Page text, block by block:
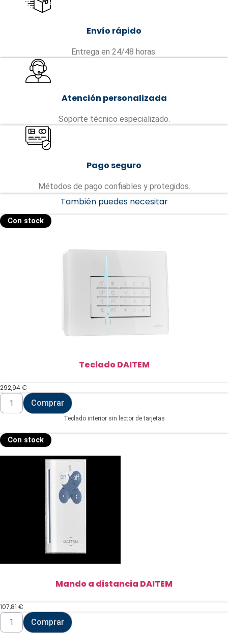
Envío rápido
Entrega en 24/48 horas.
Atención personalizada
Soporte técnico especializado.
Pago seguro
Métodos de pago confiables y protegidos.
También puedes necesitar
Con stock
Teclado DAITEM
292,94€
Teclado
DAITEM
cantidad
Comprar
Teclado interior sin lector de tarjetas
Con stock
Mando a distancia DAITEM
107,81 €
Mando
Comprar